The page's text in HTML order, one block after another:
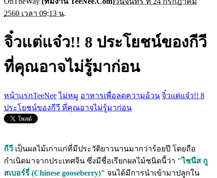
2560 เวลา 09:13 น.
จิ๋วแต่แจ๋ว!! 8 ประโยชน์ของกีวี
ที่คุณอาจไม่รู้มาก่อน
หน้าแรกTeeNee ไม่หมู อาหารเพื่อลดความอ้วน จิ๋วแต่แจ๋ว!! 8
ประโยชน์ของกีวี ที่คุณอาจไม่รู้มาก่อน
กีวี เป็นผลไม้เก่าแก่ที่มีประวัติยาวนานมากว่าร้อยปี โดยถือ
กำเนิดมาจากประเทศจีน ซึ่งมีชื่อเรียกผลไม้ชนิดนี้ว่า "ไชนีส กู
สเบอร์รี่ (Chinese gooseberry)" จนได้มีการนำเข้ามาปลูกใน